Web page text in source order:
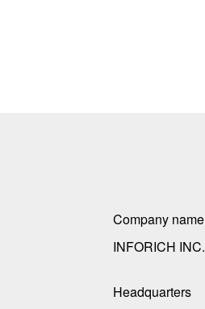
Company name
INFORICH INC.
Headquarters